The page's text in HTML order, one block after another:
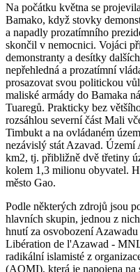
Na počátku května se
Bamako, když stovky
a napadly prozatímního
skončil v nemocnici. Vojáci
demonstranty a desítky
nepřehledná a prozatímní
prosazovat svou politickou
maliské armády do Bamaka
Tuaregů. Prakticky bez
rozsáhlou severní část Mali
Timbukt a na ovládaném
nezávislý stát Azavad.
km2, tj. přibližně dvě třetiny
kolem 1,3 milionu obyvatel.
město Gao.
Podle některých zdrojů jsou
hlavních skupin, jednou z
hnutí za osvobození
Libération de l'Azawad -
radikální islamisté z
(AQMI), která je napojena na